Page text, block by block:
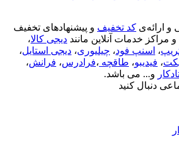
و ارائه‌ی کد تخفیف و پیشنهادهای تخفیف
مراکز خدمات آنلاین مانند دیجی کالا،
، اسنپ فود، چیلیوری، دیجی استایل،
، فیدیبو، طاقچه ،فرادرس، فرانش،
و... می باشد.
دنبال کنید